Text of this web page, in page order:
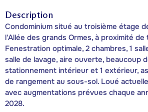
Description
Condominium situé au troisième étage
l'Allée des grands Ormes, à proximité
Fenestration optimale, 2 chambres, 1
salle de lavage, aire ouverte, beaucoup
stationnement intérieur et 1 extérieur,
de rangement au sous-sol. Loué
avec augmentations prévues chaque
2028.